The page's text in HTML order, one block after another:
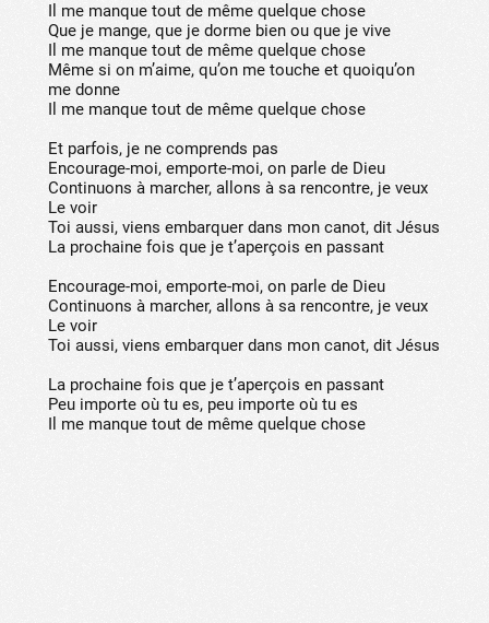
Il me manque tout de même quelque chose
Que je mange, que je dorme bien ou que je vive
Il me manque tout de même quelque chose
Même si on m’aime, qu’on me touche et quoiqu’on
me donne
Il me manque tout de même quelque chose
Et parfois, je ne comprends pas
Encourage-moi, emporte-moi, on parle de Dieu
Continuons à marcher, allons à sa rencontre, je veux
Le voir
Toi aussi, viens embarquer dans mon canot, dit Jésus
La prochaine fois que je t’aperçois en passant
Encourage-moi, emporte-moi, on parle de Dieu
Continuons à marcher, allons à sa rencontre, je veux
Le voir
Toi aussi, viens embarquer dans mon canot, dit Jésus
La prochaine fois que je t’aperçois en passant
Peu importe où tu es, peu importe où tu es
Il me manque tout de même quelque chose